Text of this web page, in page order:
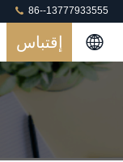
86--13777933555
إقتباس